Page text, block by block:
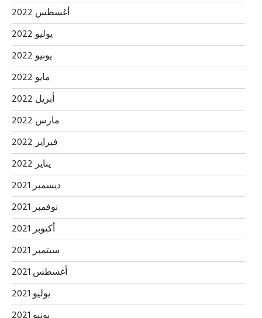
أغسطس 2022
يوليو 2022
يونيو 2022
مايو 2022
أبريل 2022
مارس 2022
فبراير 2022
يناير 2022
ديسمبر 2021
نوفمبر 2021
أكتوبر 2021
سبتمبر 2021
أغسطس 2021
يوليو 2021